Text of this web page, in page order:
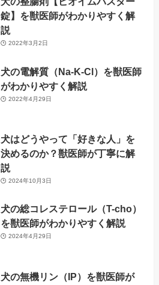
錠】を獣医師がわかりやすく解
説
2022年3月2日
犬の電解質（Na-K-Cl）を獣医師
がわかりやすく解説
2022年4月29日
犬はどうやって「好きな人」を
決めるのか？獣医師が丁寧に解
説
2024年10月3日
犬の総コレステロール（T-cho）
を獣医師がわかりやすく解説
2024年4月29日
犬の無機リン（IP）を獣医師が